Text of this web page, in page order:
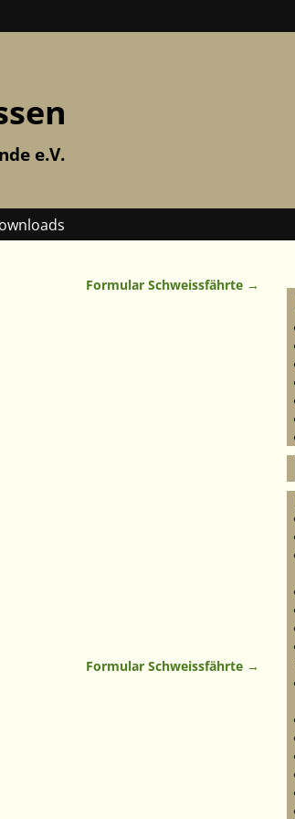
e.V.
Formular Schweissfährte →
Formular Schweissfährte →